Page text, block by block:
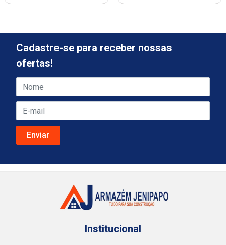
Cadastre-se para receber nossas
ofertas!
Institucional